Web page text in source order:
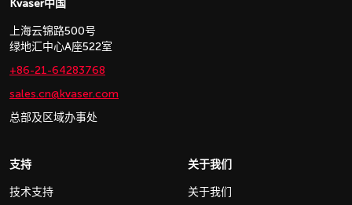
Kvaser中国
上海云锦路500号
绿地汇中心A座522室
+86-21-64283768
sales.cn@kvaser.com
总部及区域办事处
支持
技术支持
关于我们
关于我们